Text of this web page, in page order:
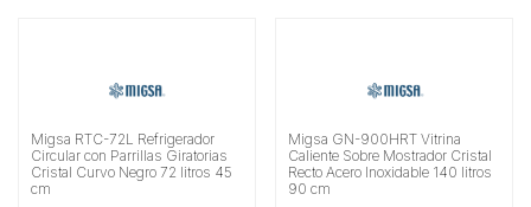
Migsa RTC-72L Refrigerador
Circular con Parrillas Giratorias
Cristal Curvo Negro 72 litros 45
cm
Migsa GN-900HRT Vitrina
Caliente Sobre Mostrador Cristal
Recto Acero Inoxidable 140 litros
90 cm